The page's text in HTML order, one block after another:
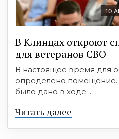
10
В Клинцах откроют
для ветеранов СВО
В настоящее время для
определено
было дано в ходе ...
Читать далее